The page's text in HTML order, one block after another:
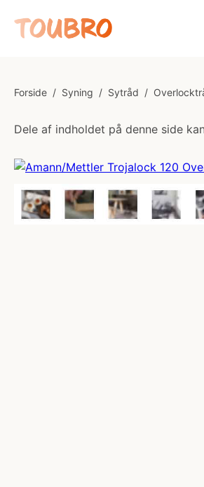
Forside / Syning / Sytråd /
Dele af indholdet på denne side